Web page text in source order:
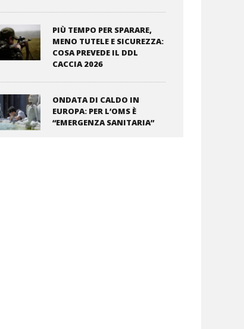
PIÙ TEMPO PER SPARARE,
MENO TUTELE E SICUREZZA:
COSA PREVEDE IL DDL
CACCIA 2026
ONDATA DI CALDO IN
EUROPA: PER L’OMS È
“EMERGENZA SANITARIA”